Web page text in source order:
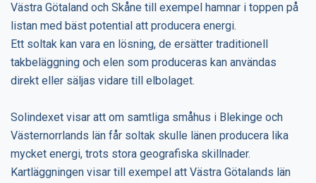
Västra Götaland och Skåne till exempel hamnar i toppen på
listan med bäst potential att producera energi.
Ett soltak kan vara en lösning, de ersätter traditionell
takbeläggning och elen som produceras kan användas
direkt eller säljas vidare till elbolaget.
Solindexet visar att om samtliga småhus i Blekinge och
Västernorrlands län får soltak skulle länen producera lika
mycket energi, trots stora geografiska skillnader.
Kartläggningen visar till exempel att Västra Götalands län